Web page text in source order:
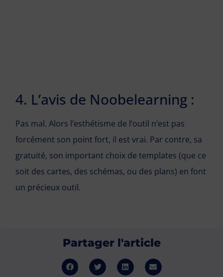
4. L’avis de Noobelearning :
Pas mal. Alors l’esthétisme de l’outil n’est pas
forcément son point fort, il est vrai. Par contre, sa
gratuité, son important choix de templates (que ce
soit des cartes, des schémas, ou des plans) en font
un précieux outil.
Partager l'article